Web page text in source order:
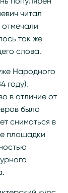
читал
отмечали
так же
слова.
Народного
году).
в отличие от
было
сниматься в
площадки